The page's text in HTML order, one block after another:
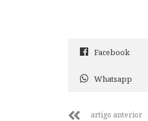
Facebook
Whatsapp
artigo anterior